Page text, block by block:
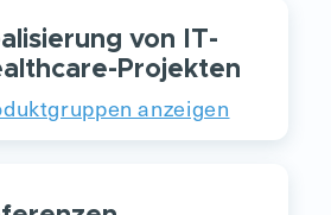
von IT-
Projekten
anzeigen